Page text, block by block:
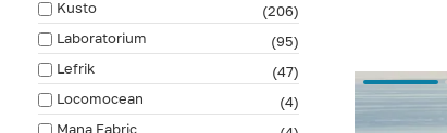
Kusto
(206)
Laboratorium
(95)
Lefrik
(47)
Locomocean
(4)
Mana Fabric